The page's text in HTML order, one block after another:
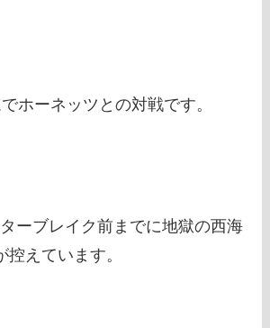
ホーネッツとの対戦です。
ーブレイク前までに地獄の西海
えています。